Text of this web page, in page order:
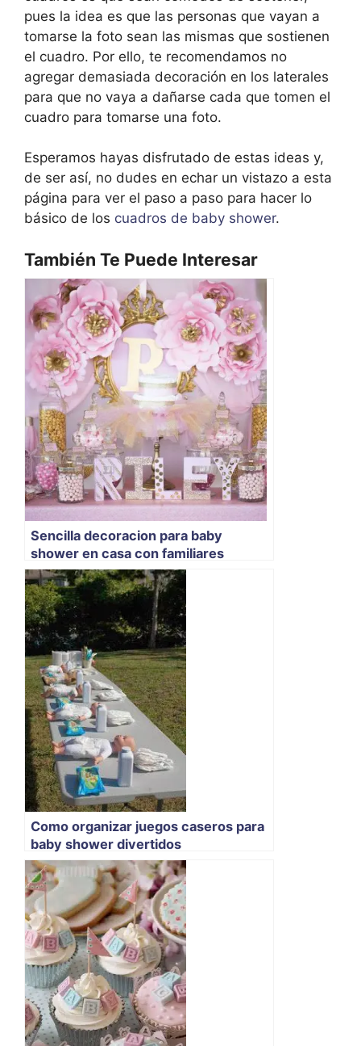
pues la idea es que las personas que vayan a
tomarse la foto sean las mismas que sostienen
el cuadro. Por ello, te recomendamos no
agregar demasiada decoración en los laterales
para que no vaya a dañarse cada que tomen el
cuadro para tomarse una foto.
Esperamos hayas disfrutado de estas ideas y,
de ser así, no dudes en echar un vistazo a esta
página para ver el paso a paso para hacer lo
básico de los cuadros de baby shower.
También Te Puede Interesar
Sencilla decoracion para baby
shower en casa con familiares
Como organizar juegos caseros para
baby shower divertidos